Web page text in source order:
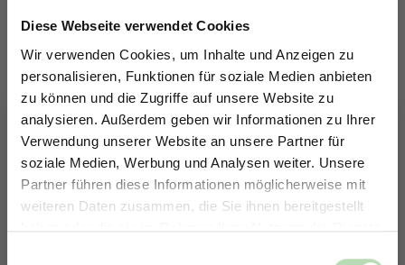
Diese Webseite verwendet Cookies
Wir verwenden Cookies, um Inhalte und Anzeigen zu
personalisieren, Funktionen für soziale Medien anbieten
zu können und die Zugriffe auf unsere Website zu
analysieren. Außerdem geben wir Informationen zu Ihrer
Verwendung unserer Website an unsere Partner für
soziale Medien, Werbung und Analysen weiter. Unsere
Partner führen diese Informationen möglicherweise mit
weiteren Daten zusammen, die Sie ihnen bereitgestellt
haben oder die sie im Rahmen Ihrer Nutzung der Dienste
ERHALTE 5% RABATT AUF
DEINE RÜCKWÄNDE